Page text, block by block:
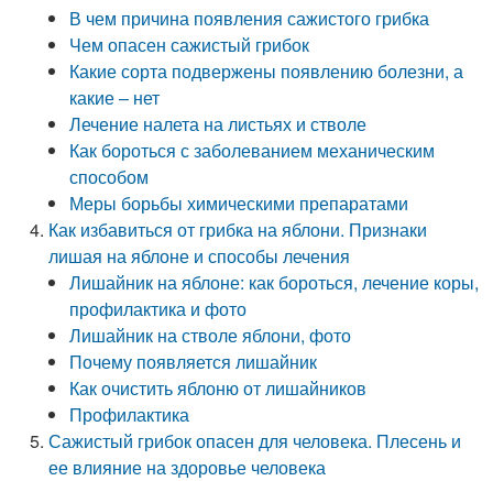
В чем причина появления сажистого грибка
Чем опасен сажистый грибок
Какие сорта подвержены появлению болезни, а
какие – нет
Лечение налета на листьях и стволе
Как бороться с заболеванием механическим
способом
Меры борьбы химическими препаратами
Как избавиться от грибка на яблони. Признаки
лишая на яблоне и способы лечения
Лишайник на яблоне: как бороться, лечение коры,
профилактика и фото
Лишайник на стволе яблони, фото
Почему появляется лишайник
Как очистить яблоню от лишайников
Профилактика
Сажистый грибок опасен для человека. Плесень и
ее влияние на здоровье человека